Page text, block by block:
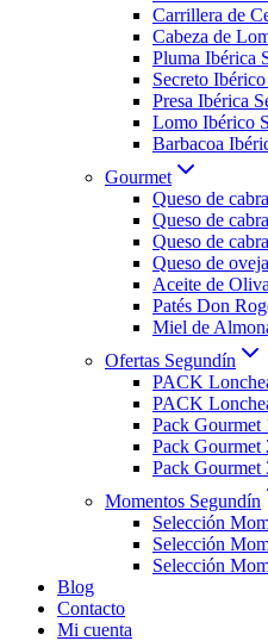
Carrillera de
Cabeza de
Pluma Ibérica
Secreto
Presa Ibérica
Lomo Ibérico
Barbacoa
Gourmet
Queso de
Queso de
Queso de
Queso de
Aceite de
Patés Don
Miel de
Ofertas Segundín
PACK
PACK
Pack Gourmet
Pack Gourmet
Pack Gourmet
Momentos Segundín
Selección
Selección
Selección
Blog
Contacto
Mi cuenta